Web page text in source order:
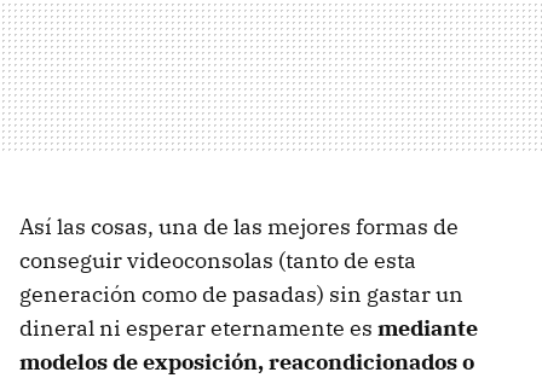
Así las cosas, una de las mejores formas de
conseguir videoconsolas (tanto de esta
generación como de pasadas) sin gastar un
dineral ni esperar eternamente es mediante
modelos de exposición, reacondicionados o